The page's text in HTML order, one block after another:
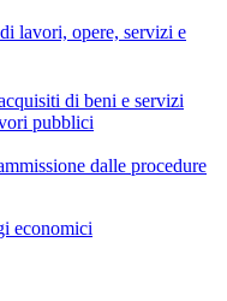
lavori, opere, servizi e
di beni e servizi
pubblici
dalle procedure
economici